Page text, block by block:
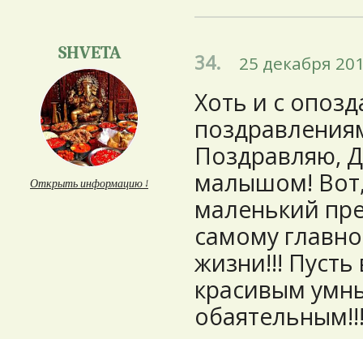
SHVETA
Открыть информацию ↓
34. 25 декабря
Хоть и с
Поздравляю,
малышом!
маленький
самому
жизни!!! Пусть
красивым